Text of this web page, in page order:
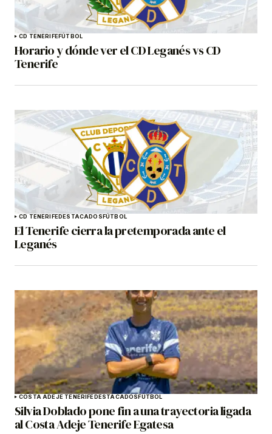
CD TENERIFEFÚTBOL
Horario y dónde ver el CD Leganés vs CD
Tenerife
CD TENERIFEDESTACADOSFÚTBOL
El Tenerife cierra la pretemporada ante el
Leganés
COSTA ADEJE TENERIFEDESTACADOSFÚTBOL
Silvia Doblado pone fin a una trayectoria ligada
al Costa Adeje Tenerife Egatesa